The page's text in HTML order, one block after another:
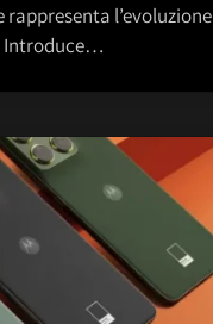
rappresenta l’evoluzione
Introduce…